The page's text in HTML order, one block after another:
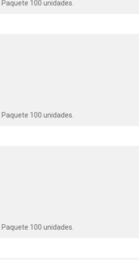
100 unidades.
100 unidades.
100 unidades.